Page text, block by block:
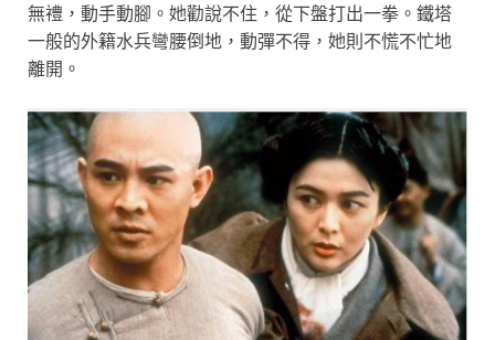
無禮，動手動腳。她勸說不住，從下盤打出一拳。鐵塔
一般的外籍水兵彎腰倒地，動彈不得，她則不慌不忙地
離開。